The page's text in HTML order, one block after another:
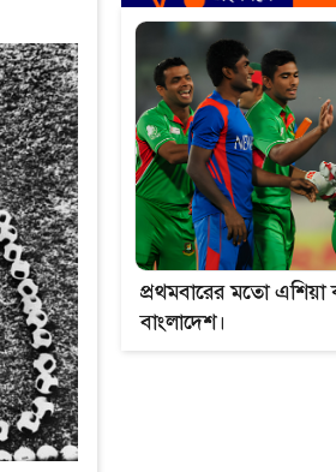
প্রথমবারের মতো এশিয়া
বাংলাদেশ।